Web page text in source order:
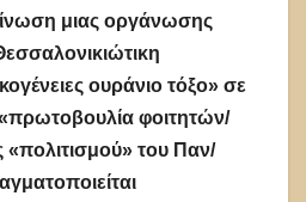
μιας οργάνωσης
ουράνιο τόξο» σε
φοιτητών/
«πολιτισμού» του Παν/